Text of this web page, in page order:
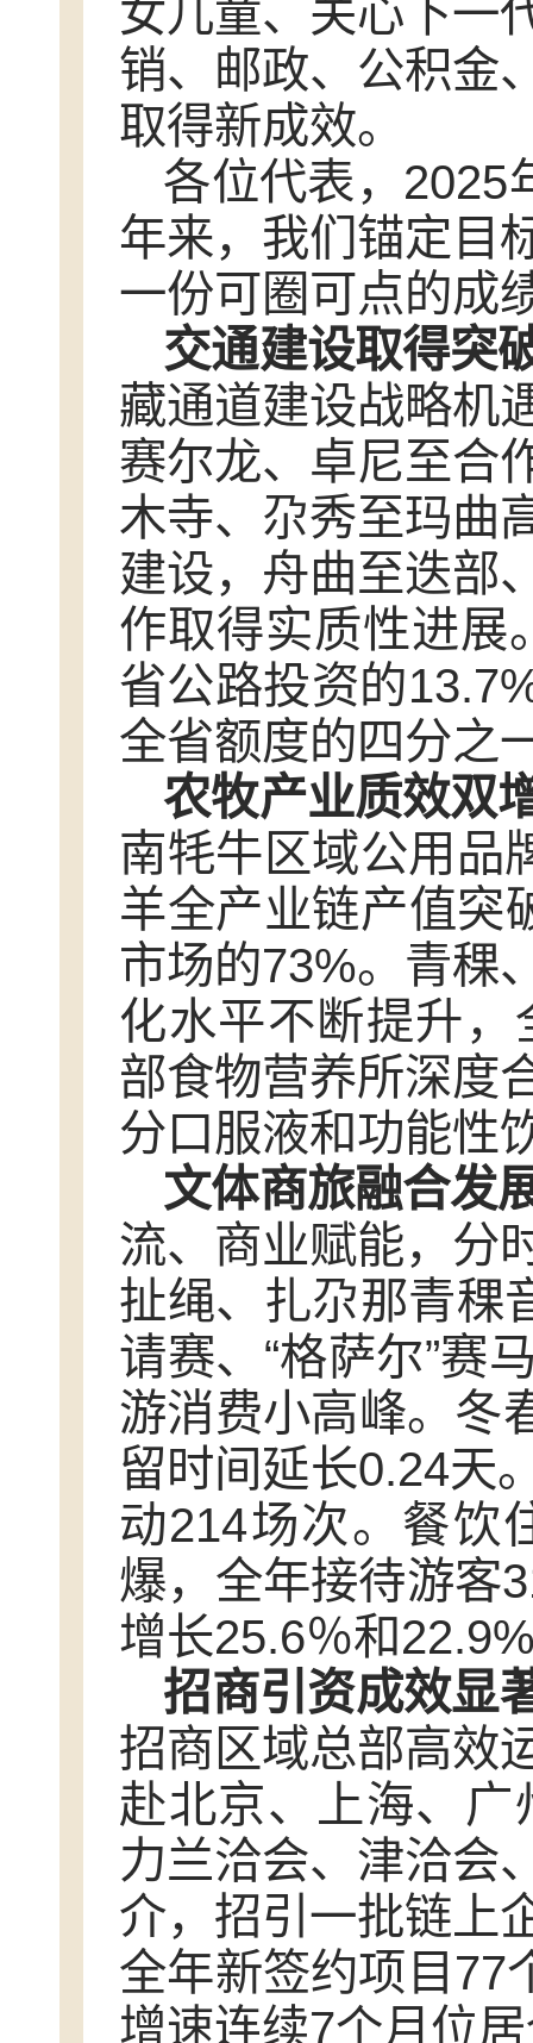
女儿童、关心下一
销、邮政、公积金
取得新成效。
各位代表，2025
年来，我们锚定目
一份可圈可点的成
交通建设取得突
藏通道建设战略机
赛尔龙、卓尼至合
木寺、尕秀至玛曲
建设，舟曲至迭部
作取得实质性进展
省公路投资的
全省额度的四分之
农牧产业质效双
南牦牛区域公用品
羊全产业链产值突
市场的73%。青稞
化水平不断提升
部食物营养所深度
分口服液和功能性
文体商旅融合发
流、商业赋能，分
扯绳、扎尕那青稞
请赛、“格萨尔”赛
游消费小高峰。冬
留时间延长0.24天
动214场次。餐饮
爆，全年接待游客
增长25.6％和
招商引资成效显
招商区域总部高效
赴北京、上海、
力兰洽会、津洽会
介，招引一批链上
全年新签约项目77
增速连续7个月位